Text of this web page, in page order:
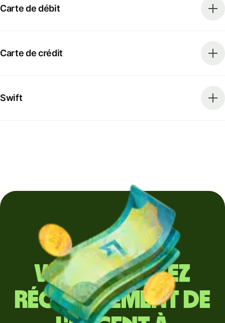
Carte de débit
Carte de crédit
Swift
Vous envoyez
régulièrement de